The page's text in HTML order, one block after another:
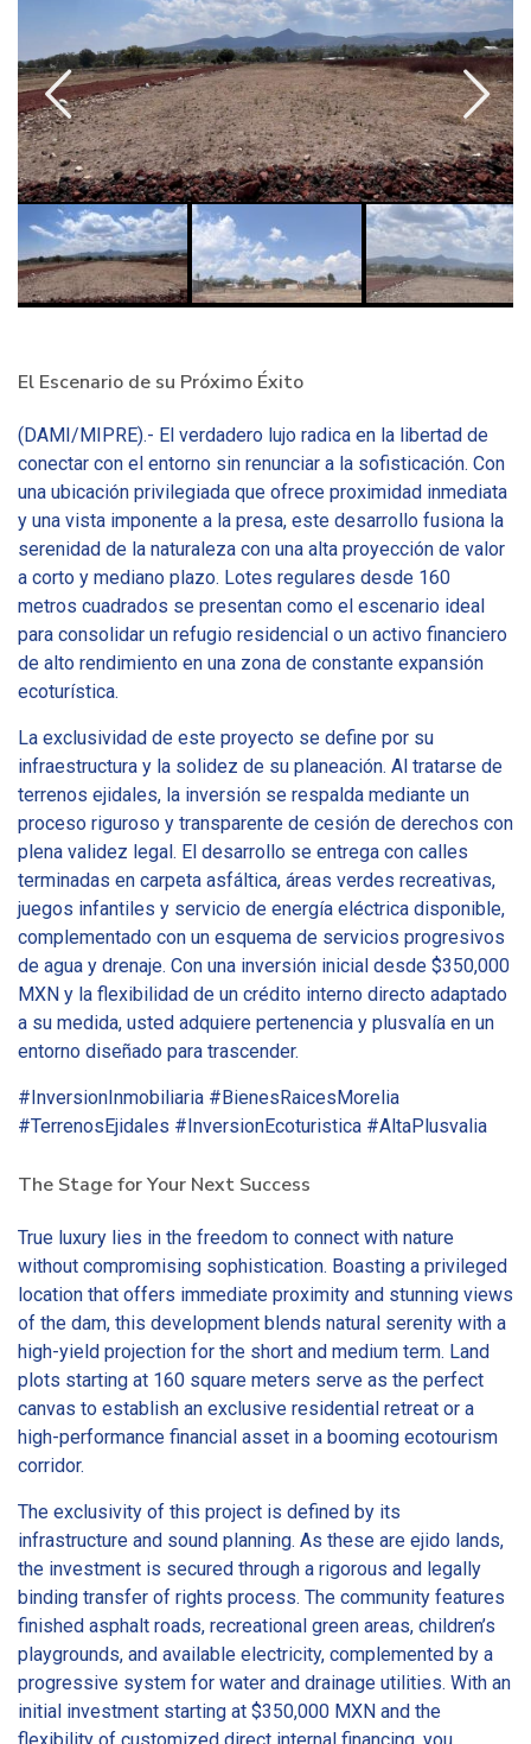
El Escenario de su Próximo Éxito
(DAMI/MIPRE).- El verdadero lujo radica en la libertad de
conectar con el entorno sin renunciar a la sofisticación. Con
una ubicación privilegiada que ofrece proximidad inmediata
y una vista imponente a la presa, este desarrollo fusiona la
serenidad de la naturaleza con una alta proyección de valor
a corto y mediano plazo. Lotes regulares desde 160
metros cuadrados se presentan como el escenario ideal
para consolidar un refugio residencial o un activo financiero
de alto rendimiento en una zona de constante expansión
ecoturística.
La exclusividad de este proyecto se define por su
infraestructura y la solidez de su planeación. Al tratarse de
terrenos ejidales, la inversión se respalda mediante un
proceso riguroso y transparente de cesión de derechos con
plena validez legal. El desarrollo se entrega con calles
terminadas en carpeta asfáltica, áreas verdes recreativas,
juegos infantiles y servicio de energía eléctrica disponible,
complementado con un esquema de servicios progresivos
de agua y drenaje. Con una inversión inicial desde $350,000
MXN y la flexibilidad de un crédito interno directo adaptado
a su medida, usted adquiere pertenencia y plusvalía en un
entorno diseñado para trascender.
#InversionInmobiliaria #BienesRaicesMorelia
#TerrenosEjidales #InversionEcoturistica #AltaPlusvalia
The Stage for Your Next Success
True luxury lies in the freedom to connect with nature
without compromising sophistication. Boasting a privileged
location that offers immediate proximity and stunning views
of the dam, this development blends natural serenity with a
high-yield projection for the short and medium term. Land
plots starting at 160 square meters serve as the perfect
canvas to establish an exclusive residential retreat or a
high-performance financial asset in a booming ecotourism
corridor.
The exclusivity of this project is defined by its
infrastructure and sound planning. As these are ejido lands,
the investment is secured through a rigorous and legally
binding transfer of rights process. The community features
finished asphalt roads, recreational green areas, children’s
playgrounds, and available electricity, complemented by a
progressive system for water and drainage utilities. With an
initial investment starting at $350,000 MXN and the